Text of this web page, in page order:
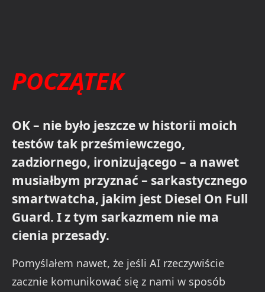
POCZĄTEK
OK – nie było jeszcze w historii moich
testów tak prześmiewczego,
zadziornego, ironizującego – a nawet
musiałbym przyznać – sarkastycznego
smartwatcha, jakim jest Diesel On Full
Guard. I z tym sarkazmem nie ma
cienia przesady.
Pomyślałem nawet, że jeśli AI rzeczywiście
zacznie komunikować się z nami w sposób